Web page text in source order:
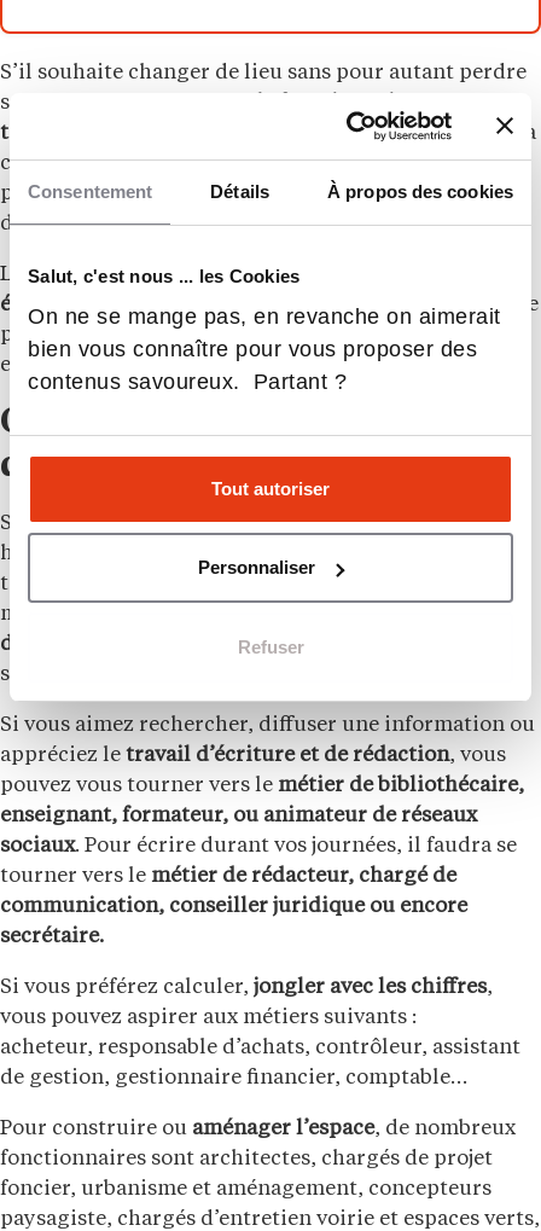
Consentement Détails À propos des cookies
Salut, c'est nous ... les Cookies
On ne se mange pas, en revanche on aimerait
bien vous connaître pour vous proposer des
contenus savoureux. Partant ?
Tout autoriser
Personnaliser
Refuser
S’il souhaite changer de lieu sans pour autant perdre
son emploi et son salaire,
titulaire peut demander une mutation. Cela consiste à
changer de poste et de zone géographique sans
pour autant changer de cadre d’emploi, de grade et
d’ancienneté.
Le fonctionnaire peut aussipasser des concours pour
évoluer
et ainsi obtenir un meilleur poste et un salaire
plus attractif. Ce concours est dit « interne » ou «
externe » si le titulaire dispose les diplômes requis.
Quels métiers peut-on exercer
dans le secteur public?
Si vous souhaitez travailler pour l’État, dans un
hôpital ou encore dans une collectivité
territorial comme une commune, il existe une
multitude de métiers et donc de manières de
devenir fonctionnaire
. Il vous reste donc à définir le
secteur selon vos goûts et vos compétences.
Si vous aimez rechercher, diffuser une information ou
appréciez le travail d’écriture et de rédaction, vous
pouvez vous tourner vers le métier de bibliothécaire,
enseignant, formateur, ou animateur de réseaux
sociaux. Pour écrire durant vos journées, il faudra se
tourner vers le métier de rédacteur, chargé de
communication, conseiller juridique ou encore
secrétaire.
Si vous préférez calculer, jongler avec les chiffres,
vous pouvez aspirer aux métiers suivants :
acheteur, responsable d’achats, contrôleur, assistant
de gestion, gestionnaire financier, comptable…
Pour construire ou aménager l’espace, de nombreux
fonctionnaires sont architectes, chargés de projet
foncier, urbanisme et aménagement, concepteurs
paysagiste, chargés d’entretien voirie et espaces verts,